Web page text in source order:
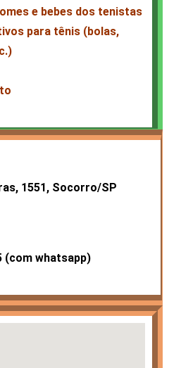
e bebes dos tenistas
para tênis (bolas,
1551, Socorro/SP
(com whatsapp)